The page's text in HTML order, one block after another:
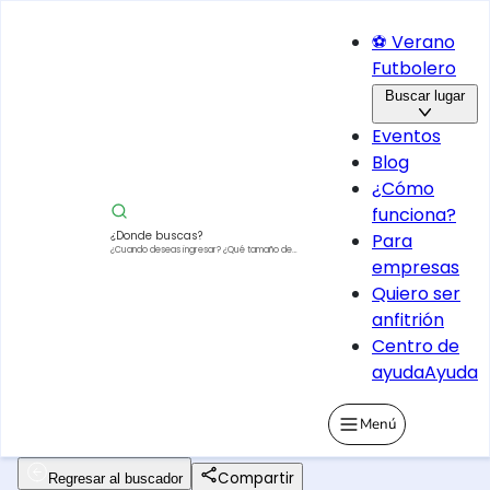
¿Donde buscas?
¿Cuando deseas ingresar?¿Qué tamaño de
⚽ Verano
Futbolero
Buscar lugar
Eventos
Blog
¿Cómo
funciona?
Para
empresas
Quiero ser
anfitrión
Centro de
ayudaAyuda
Menú
Regresar al buscador Compartir